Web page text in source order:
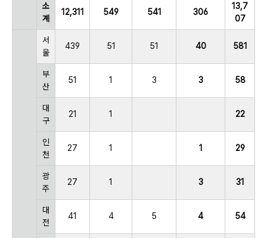
소
계
12,311 549 541 306
13,7
07
서
울
439 51 51 40 581
부
산
51 1 3 3 58
대
구
21 1 22
인
천
27 1 1 29
광
주
27 1 3 31
대
전
41 4 5 4 54